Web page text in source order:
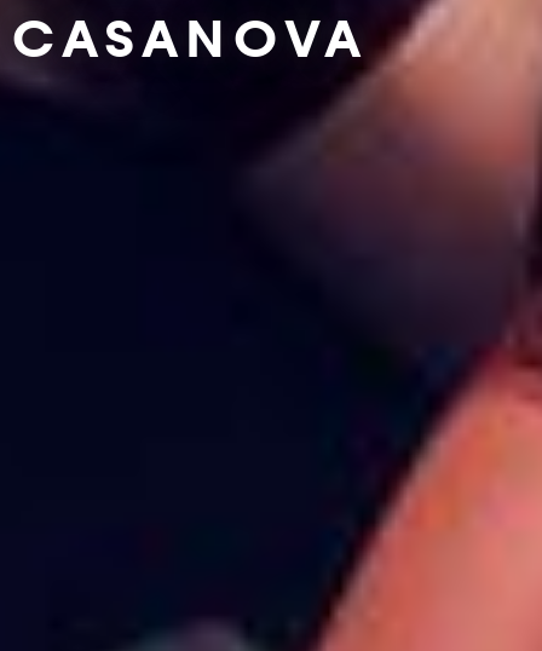
CASANOVA